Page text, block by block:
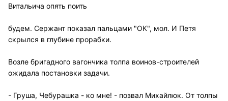
Витальича опять поить
будем. Сержант показал пальцами "ОК", мол. И Петя
скрылся в глубине прорабки.
Возле бригадного вагончика толпа воинов-строителей
ожидала постановки задачи.
- Груша, Чебурашка - ко мне! - позвал Михайлюк. От толпы